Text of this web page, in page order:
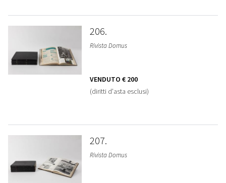
206
Rivista Domus
VENDUTO € 200
(diritti d'asta esclusi)
207
Rivista Domus